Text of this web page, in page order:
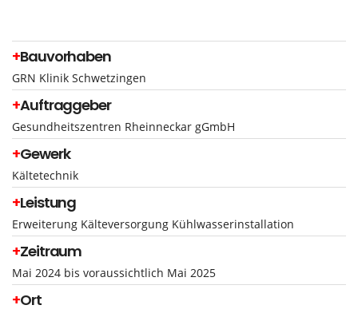
+Bauvorhaben
GRN Klinik Schwetzingen
+Auftraggeber
Gesundheitszentren Rheinneckar gGmbH
+Gewerk
Kältetechnik
+Leistung
Erweiterung Kälteversorgung Kühlwasserinstallation
+Zeitraum
Mai 2024 bis voraussichtlich Mai 2025
+Ort